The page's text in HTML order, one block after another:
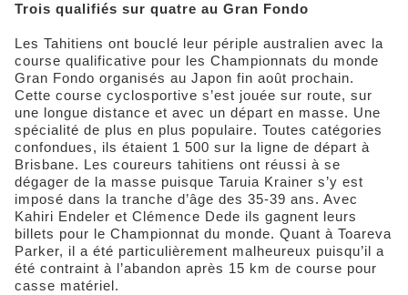
Trois qualifiés sur quatre au Gran Fondo
Les Tahitiens ont bouclé leur périple australien avec la
course qualificative pour les Championnats du monde
Gran Fondo organisés au Japon fin août prochain.
Cette course cyclosportive s’est jouée sur route, sur
une longue distance et avec un départ en masse. Une
spécialité de plus en plus populaire. Toutes catégories
confondues, ils étaient 1 500 sur la ligne de départ à
Brisbane. Les coureurs tahitiens ont réussi à se
dégager de la masse puisque Taruia Krainer s’y est
imposé dans la tranche d’âge des 35-39 ans. Avec
Kahiri Endeler et Clémence Dede ils gagnent leurs
billets pour le Championnat du monde. Quant à Toareva
Parker, il a été particulièrement malheureux puisqu’il a
été contraint à l’abandon après 15 km de course pour
casse matériel.